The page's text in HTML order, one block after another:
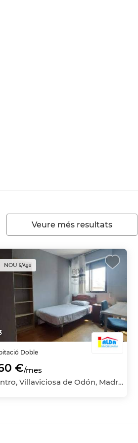
Veure més resultats
NOU 5/Ago
Doble
€/mes
Centro, Villaviciosa de Odón, Madrid